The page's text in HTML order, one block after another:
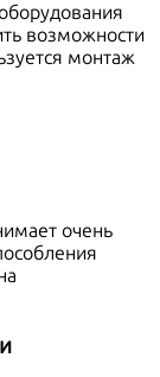
возможности
монтаж
очень